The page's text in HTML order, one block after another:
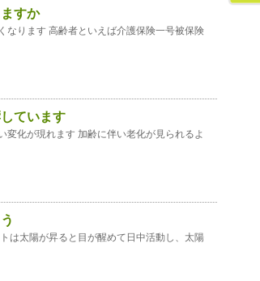
すか
なります 高齢者といえば介護保険一号被保険
ています
化が現れます 加齢に伴い老化が見られるよ
は太陽が昇ると目が醒めて日中活動し、太陽